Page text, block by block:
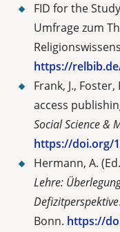
FID for the
Umfrage zum
https://
Frank, J.,
access
Social Science &
https://doi.org/
Hermann, A.
Lehre:
Defizitperspektive
Bonn. https://